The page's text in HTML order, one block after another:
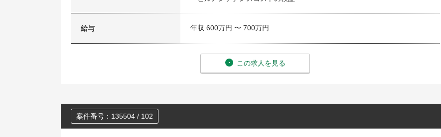
給与 年収 600万円 〜 700万円
この求人を見る
案件番号：135504 / 102